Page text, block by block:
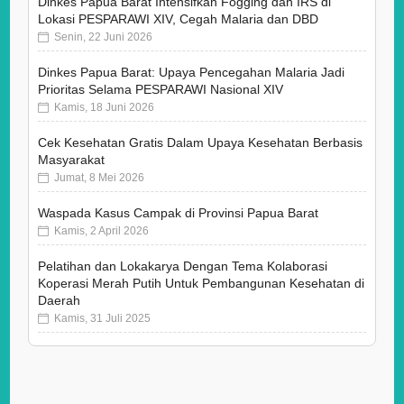
Lokasi PESPARAWI XIV, Cegah Malaria dan DBD
Senin, 22 Juni 2026
Dinkes Papua Barat: Upaya Pencegahan Malaria Jadi
Prioritas Selama PESPARAWI Nasional XIV
Kamis, 18 Juni 2026
Cek Kesehatan Gratis Dalam Upaya Kesehatan Berbasis
Masyarakat
Jumat, 8 Mei 2026
Waspada Kasus Campak di Provinsi Papua Barat
Kamis, 2 April 2026
Pelatihan dan Lokakarya Dengan Tema Kolaborasi
Koperasi Merah Putih Untuk Pembangunan Kesehatan di
Daerah
Kamis, 31 Juli 2025